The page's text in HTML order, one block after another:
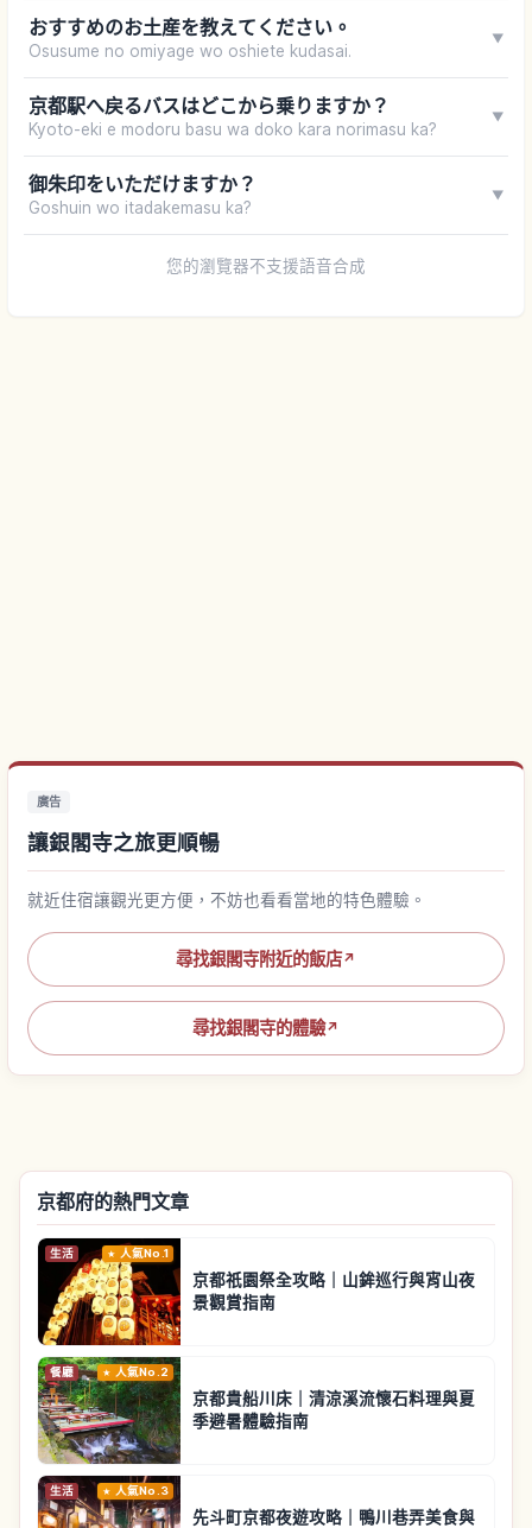
おすすめのお土産を教えてください。
Osusume no omiyage wo oshiete kudasai.
▼
京都駅へ戻るバスはどこから乗りますか？
Kyoto-eki e modoru basu wa doko kara norimasu ka?
▼
御朱印をいただけますか？
Goshuin wo itadakemasu ka?
▼
您的瀏覽器不支援語音合成
廣告
讓銀閣寺之旅更順暢
就近住宿讓觀光更方便，不妨也看看當地的特色體驗。
尋找銀閣寺附近的飯店↗
尋找銀閣寺的體驗↗
京都府的熱門文章
生活 人氣No.1
京都祇園祭全攻略｜山鉾巡行與宵山夜
景觀賞指南
餐廳 人氣No.2
京都貴船川床｜清涼溪流懷石料理與夏
季避暑體驗指南
生活 人氣No.3
先斗町京都夜遊攻略｜鴨川巷弄美食與